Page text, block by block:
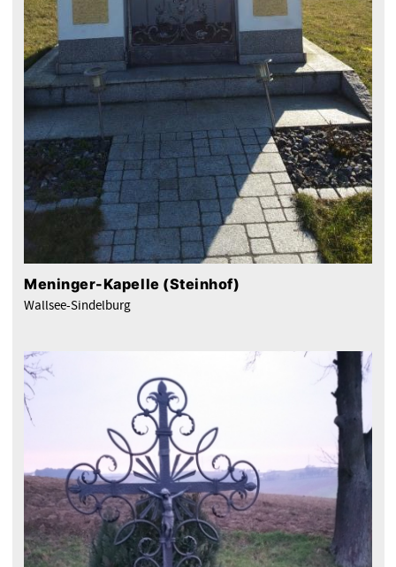
Meninger-Kapelle (Steinhof)
Wallsee-Sindelburg